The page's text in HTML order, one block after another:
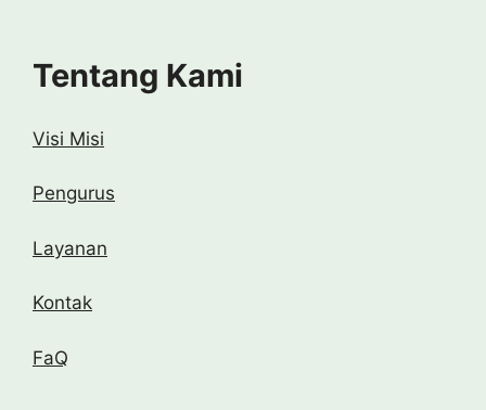
Tentang Kami
Visi Misi
Pengurus
Layanan
Kontak
FaQ